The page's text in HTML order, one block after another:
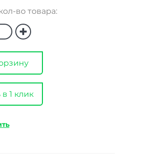
во товара:
1 клик